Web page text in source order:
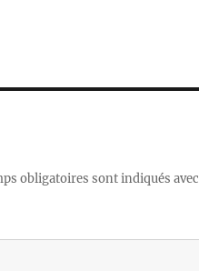
obligatoires sont indiqués avec